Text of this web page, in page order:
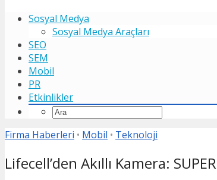
Sosyal Medya
Sosyal Medya Araçları
SEO
SEM
Mobil
PR
Etkinlikler
Firma Haberleri • Mobil • Teknoloji
Lifecell’den Akıllı Kamera: